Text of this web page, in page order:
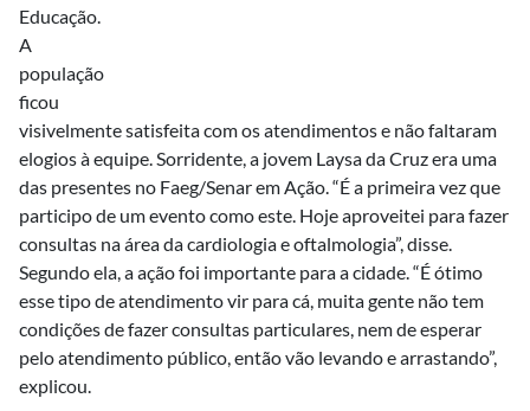
Educação.
A
população
ficou
visivelmente satisfeita com os atendimentos e não faltaram
elogios à equipe. Sorridente, a jovem Laysa da Cruz era uma
das presentes no Faeg/Senar em Ação. “É a primeira vez que
participo de um evento como este. Hoje aproveitei para fazer
consultas na área da cardiologia e oftalmologia”, disse.
Segundo ela, a ação foi importante para a cidade. “É ótimo
esse tipo de atendimento vir para cá, muita gente não tem
condições de fazer consultas particulares, nem de esperar
pelo atendimento público, então vão levando e arrastando”,
explicou.